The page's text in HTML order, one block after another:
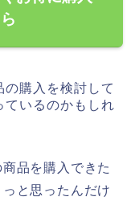
の購入を検討して
ているのかもしれ
品を購入できた
と思ったんだけ